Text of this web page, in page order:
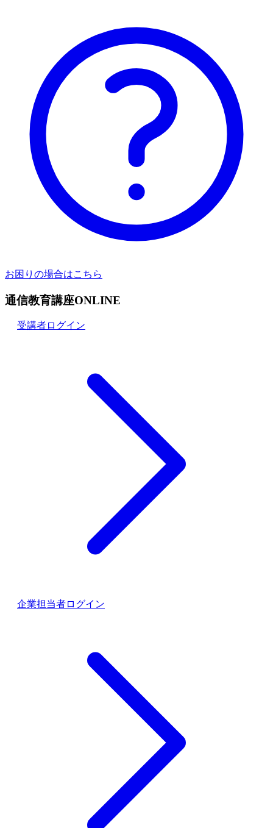
お困りの場合はこちら
通信教育講座ONLINE
受講者ログイン
企業担当者ログイン